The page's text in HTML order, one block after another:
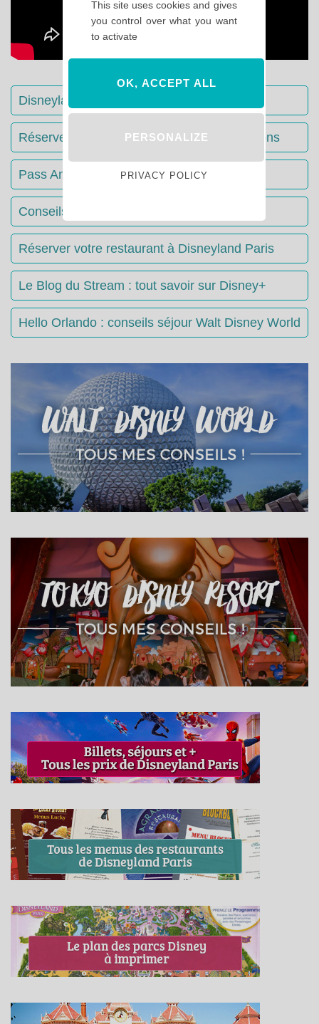
Disneyland Paris : Le guide complet
Réserver votre séjour : toutes les informations
Pass Annuels Disney : informations
Conseils & Astuces Disneyland Paris
Réserver votre restaurant à Disneyland Paris
Le Blog du Stream : tout savoir sur Disney+
Hello Orlando : conseils séjour Walt Disney World
This site uses cookies and gives
you control over what you want
to activate
OK, ACCEPT ALL
PERSONALIZE
PRIVACY POLICY